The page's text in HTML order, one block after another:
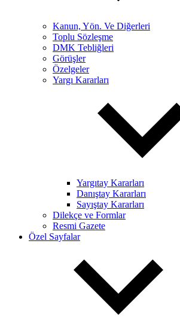
Kanun, Yön. Ve Diğerleri
Toplu Sözleşme
DMK Tebliğleri
Görüşler
Özelgeler
Yargı Kararları
Yargıtay Kararları
Danıştay Kararları
Sayıştay Kararları
Dilekçe ve Formlar
Resmi Gazete
Özel Sayfalar